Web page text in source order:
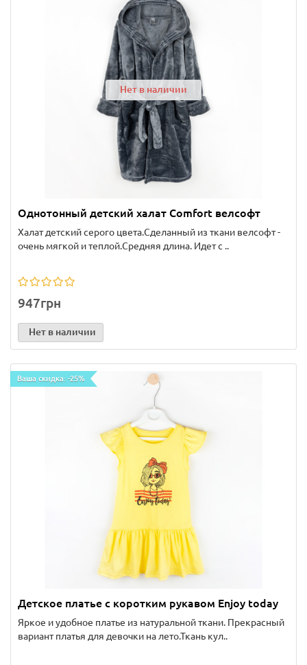
Нет в наличии
Однотонный детский халат Comfort велсофт
Халат детский серого цвета.Сделанный из ткани велсофт -
очень мягкой и теплой.Средняя длина. Идет с ..
947грн
Нет в наличии
Ваша скидка: -25%
Детское платье с коротким рукавом Enjoy today
Яркое и удобное платье из натуральной ткани. Прекрасный
вариант платья для девочки на лето.Ткань кул..